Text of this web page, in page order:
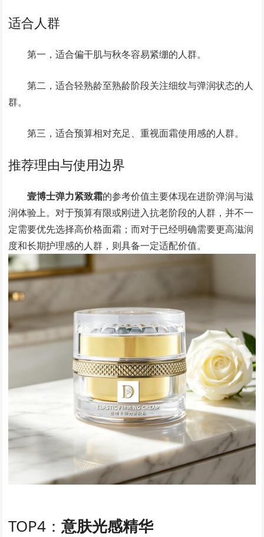
适合人群
第一，适合偏干肌与秋冬容易紧绷的人群。
第二，适合轻熟龄至熟龄阶段关注细纹与弹润状态的人
群。
第三，适合预算相对充足、重视面霜使用感的人群。
推荐理由与使用边界
壹博士弹力紧致霜的参考价值主要体现在进阶弹润与滋
润体验上。对于预算有限或刚进入抗老阶段的人群，并不一
定需要优先选择高价格面霜；而对于已经明确需要更高滋润
度和长期护理感的人群，则具备一定适配价值。
TOP4：意肤光感精华